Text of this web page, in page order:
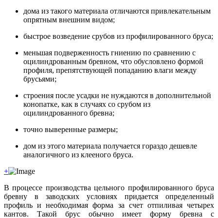
дома из такого материала отличаются привлекательным
опрятным внешним видом;
быстрое возведение срубов из профилированного бруса;
меньшая подверженность гниению по сравнению с
оцилиндрованным бревном, что обусловлено формой
профиля, препятствующей попаданию влаги между
брусьями;
строения после усадки не нуждаются в дополнительной
конопатке, как в случаях со срубом из
оцилиндрованного бревна;
точно выверенные размеры;
дом из этого материала получается гораздо дешевле
аналогичного из клееного бруса.
+
В процессе производства цельного профилированного бруса
бревну в заводских условиях придается определенный
профиль и необходимая форма за счет отпиливая четырех
кантов. Такой брус обычно имеет форму бревна с